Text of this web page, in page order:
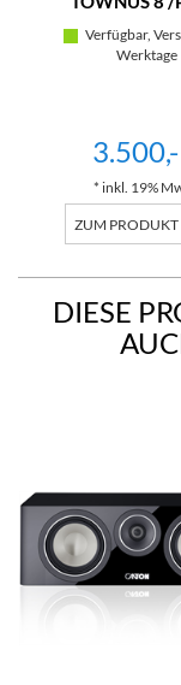
Verfügbar,
Werktage
* inkl. 19%
ZUM PRODUKT
DIESE